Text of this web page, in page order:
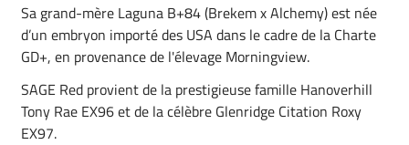
Sa grand-mère Laguna B+84 (Brekem x Alchemy) est née
d’un embryon importé des USA dans le cadre de la Charte
GD+, en provenance de l'élevage Morningview.
SAGE Red provient de la prestigieuse famille Hanoverhill
Tony Rae EX96 et de la célèbre Glenridge Citation Roxy
EX97.